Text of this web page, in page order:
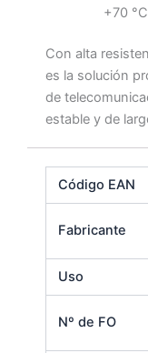
+70 °C
Con alta
es la solución
de
estable y de
Código EAN
Fabricante
Uso
Nº de FO